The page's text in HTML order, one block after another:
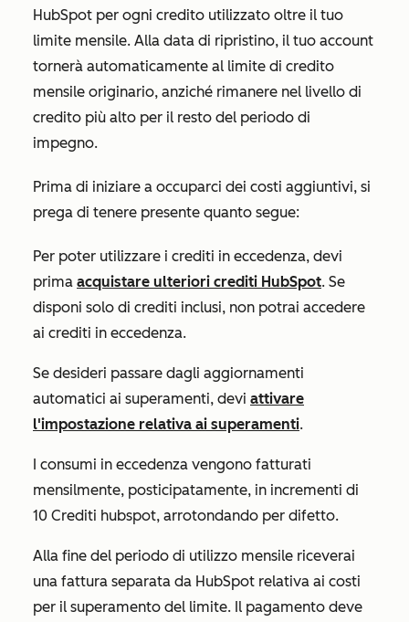
HubSpot per ogni credito utilizzato oltre il tuo
limite mensile. Alla data di ripristino, il tuo account
tornerà automaticamente al limite di credito
mensile originario, anziché rimanere nel livello di
credito più alto per il resto del periodo di
impegno.
Prima di iniziare a occuparci dei costi aggiuntivi, si
prega di tenere presente quanto segue:
Per poter utilizzare i crediti in eccedenza, devi
prima acquistare ulteriori crediti HubSpot. Se
disponi solo di crediti inclusi, non potrai accedere
ai crediti in eccedenza.
Se desideri passare dagli aggiornamenti
automatici ai superamenti, devi attivare
l'impostazione relativa ai superamenti.
I consumi in eccedenza vengono fatturati
mensilmente, posticipatamente, in incrementi di
10 Crediti hubspot, arrotondando per difetto.
Alla fine del periodo di utilizzo mensile riceverai
una fattura separata da HubSpot relativa ai costi
per il superamento del limite. Il pagamento deve